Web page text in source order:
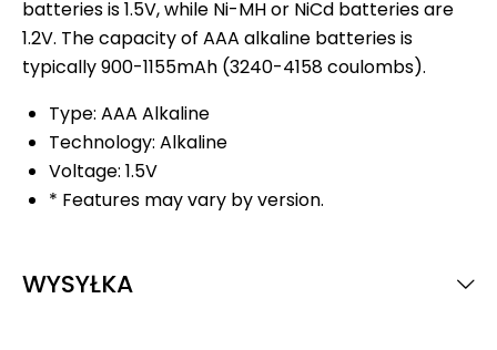
batteries is 1.5V, while Ni-MH or NiCd batteries are
1.2V. The capacity of AAA alkaline batteries is
typically 900-1155mAh (3240-4158 coulombs).
Type: AAA Alkaline
Technology: Alkaline
Voltage: 1.5V
* Features may vary by version.
WYSYŁKA